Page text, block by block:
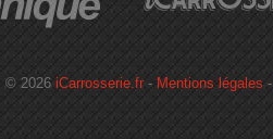
© 2026 iCarrosserie.fr - Mentions légales -